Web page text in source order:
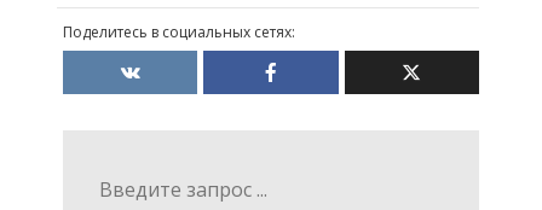
Поделитесь в социальных сетях: